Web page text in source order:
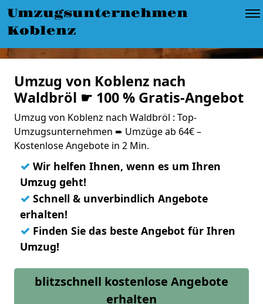
Umzugsunternehmen
Koblenz
Umzug von Koblenz nach
Waldbröl ☛ 100 % Gratis-Angebot
Umzug von Koblenz nach Waldbröl : Top-
Umzugsunternehmen ➨ Umzüge ab 64€ –
Kostenlose Angebote in 2 Min.
✓ Wir helfen Ihnen, wenn es um Ihren
Umzug geht!
✓ Schnell & unverbindlich Angebote
erhalten!
✓ Finden Sie das beste Angebot für Ihren
Umzug!
blitzschnell kostenlose Angebote
erhalten